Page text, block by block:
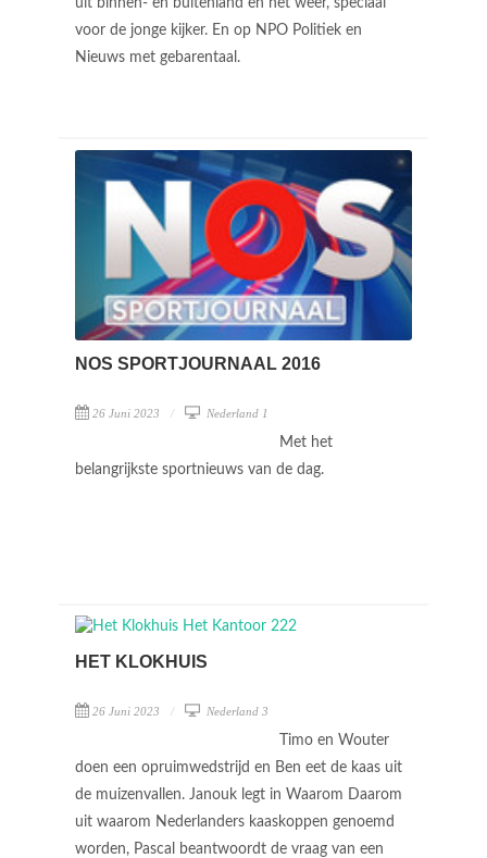
voor de jonge kijker. En op NPO Politiek en
Nieuws met gebarentaal.
NOS SPORTJOURNAAL 2016
26 Juni 2023 Nederland 1
Met het
belangrijkste sportnieuws van de dag.
HET KLOKHUIS
26 Juni 2023 Nederland 3
Timo en Wouter
doen een opruimwedstrijd en Ben eet de kaas uit
de muizenvallen. Janouk legt in Waarom Daarom
uit waarom Nederlanders kaaskoppen genoemd
worden, Pascal beantwoordt de vraag van een